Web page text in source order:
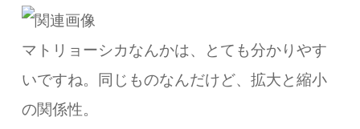
マトリョーシカなんかは、
とても分かりやす
いですね。 同じものなんだけど、拡大と縮小
の関係性。